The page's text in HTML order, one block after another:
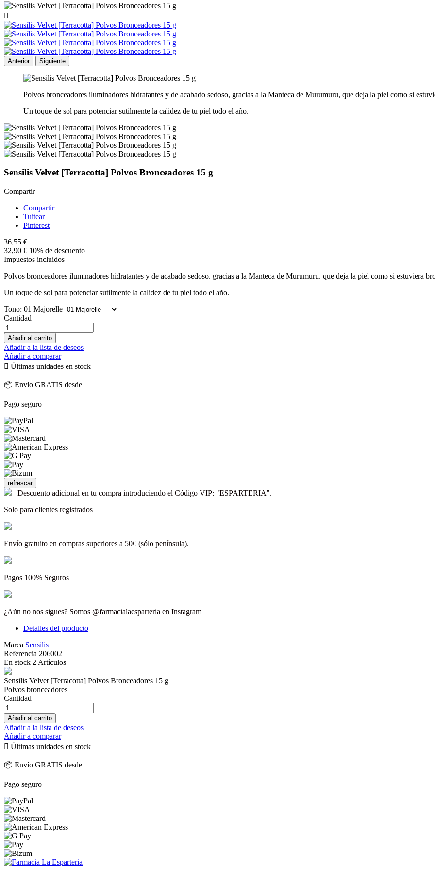

Anterior Siguiente
Polvos bronceadores iluminadores hidratantes y de acabado sedoso, gracias a la Manteca de Murumuru, que deja la piel como si
Un toque de sol para potenciar sutilmente la calidez de tu piel todo el año.
Sensilis Velvet [Terracotta] Polvos Bronceadores 15 g
Compartir
Compartir
Tuitear
Pinterest
36,55 €
32,90 € 10% de descuento
Impuestos incluidos
Polvos bronceadores iluminadores hidratantes y de acabado sedoso, gracias a la Manteca de Murumuru, que deja la piel como si estuviera
Un toque de sol para potenciar sutilmente la calidez de tu piel todo el año.
Tono: 01 Majorelle
Cantidad
Añadir al carrito
Añadir a la lista de deseos
Añadir a comparar
 Últimas unidades en stock
📦 Envío GRATIS desde
Pago seguro
Descuento adicional en tu compra introduciendo el Código VIP: "ESPARTERIA".
Solo para clientes registrados
Envío gratuito en compras superiores a 50€ (sólo península).
Pagos 100% Seguros
¿Aún no nos sigues? Somos @farmacialaesparteria en Instagram
Detalles del producto
Marca Sensilis
Referencia 206002
En stock 2 Artículos
Sensilis Velvet [Terracotta] Polvos Bronceadores 15 g
Polvos bronceadores
Cantidad
Añadir al carrito
Añadir a la lista de deseos
Añadir a comparar
 Últimas unidades en stock
📦 Envío GRATIS desde
Pago seguro